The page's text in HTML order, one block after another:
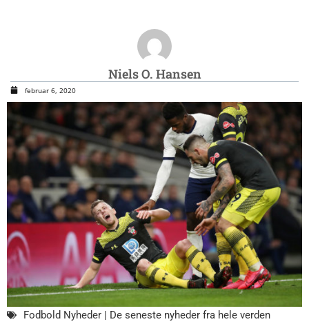
Niels O. Hansen
februar 6, 2020
Fodbold Nyheder | De seneste nyheder fra hele verden